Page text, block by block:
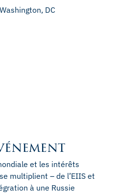
et les intérêts
multiplient – de l’EIIS et
à une Russie
DC